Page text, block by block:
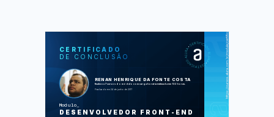
CERTIFICADO
DE CONCLUSÃO
RENAN HENRIQUE DA FONTE COSTA
finalizou 7 cursos do módulo com carga horária estimada em 132 horas.
Finalizado em 24 de junho de 2017
Modulo
DESENVOLVEDOR FRONT-END
CUR
SOS
HTML5 e CSS3 I: Suas primeiras
páginas da Web
suas páginas
JavaScript: programando na
jQuery: avance na biblioteca mais
popular do mercado parte 2